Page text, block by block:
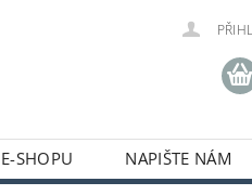
SHOPU NAPIŠTE NÁM